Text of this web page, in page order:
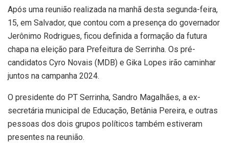
Após uma reunião realizada na manhã desta segunda-feira,
15, em Salvador, que contou com a presença do governador
Jerônimo Rodrigues, ficou definida a formação da futura
chapa na eleição para Prefeitura de Serrinha. Os pré-
candidatos Cyro Novais (MDB) e Gika Lopes irão caminhar
juntos na campanha 2024.
O presidente do PT Serrinha, Sandro Magalhães, a ex-
secretária municipal de Educação, Betânia Pereira, e outras
pessoas dos dois grupos políticos também estiveram
presentes na reunião.